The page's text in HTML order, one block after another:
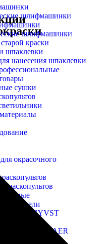
шлифмашинки
шлифмашинки
краски
шпаклевки
нанесения шпаклевки
сушки
окрасочного
краскопультов
HYVST
SCHTAER